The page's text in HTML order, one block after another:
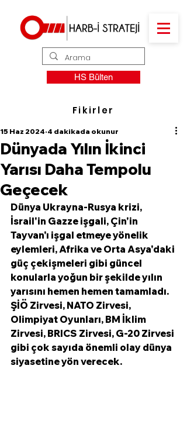
HS Bülten
Fikirler
Dünyada Yılın İkinci
Yarısı Daha Tempolu
Geçecek
15 Haz 2024 4 dakikada okunur
Dünya Ukrayna-Rusya krizi,
İsrail'in Gazze işgali, Çin'in
Tayvan'ı işgal etmeye yönelik
eylemleri, Afrika ve Orta Asya'daki
güç çekişmeleri gibi güncel
konularla yoğun bir şekilde yılın
yarısını hemen hemen tamamladı.
ŞİÖ Zirvesi, NATO Zirvesi,
Olimpiyat Oyunları, BM İklim
Zirvesi, BRICS Zirvesi, G-20 Zirvesi
gibi çok sayıda önemli olay dünya
siyasetine yön verecek.